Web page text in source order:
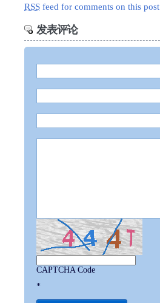
RSS feed for comments on this post
发表评论
CAPTCHA Code
*